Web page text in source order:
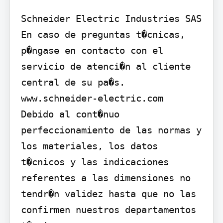
Schneider Electric Industries SAS
En caso de preguntas t�cnicas,
p�ngase en contacto con el
servicio de atenci�n al cliente
central de su pa�s.
www.schneider-electric.com
Debido al cont�nuo
perfeccionamiento de las normas y
los materiales, los datos
t�cnicos y las indicaciones
referentes a las dimensiones no
tendr�n validez hasta que no las
confirmen nuestros departamentos